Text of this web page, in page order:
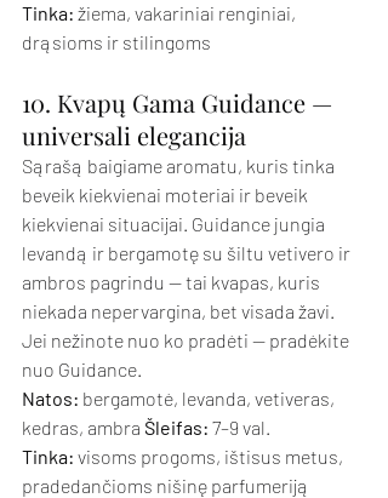
Tinka: žiema, vakariniai renginiai,
drąsioms ir stilingoms
10. Kvapų Gama Guidance —
universali elegancija
Sąrašą baigiame aromatu, kuris tinka
beveik kiekvienai moteriai ir beveik
kiekvienai situacijai. Guidance jungia
levandą ir bergamotę su šiltu vetivero ir
ambros pagrindu — tai kvapas, kuris
niekada nepervargina, bet visada žavi.
Jei nežinote nuo ko pradėti — pradėkite
nuo Guidance.
Natos: bergamotė, levanda, vetiveras,
kedras, ambra Šleifas: 7–9 val.
Tinka: visoms progoms, ištisus metus,
pradedančioms nišinę parfumeriją